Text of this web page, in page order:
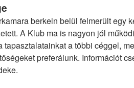
berkein belül felmerült egy
A Klub ma is nagyon jól
a többi céggel,
preferálunk. Információt